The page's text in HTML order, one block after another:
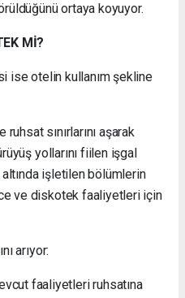
ortaya koyuyor.
Mİ?
ise otelin kullanım şekline
sınırlarını aşarak
yollarını fiilen işgal
altında işletilen bölümlerin
ve diskotek faaliyetleri için
arıyor:
faaliyetleri ruhsatına